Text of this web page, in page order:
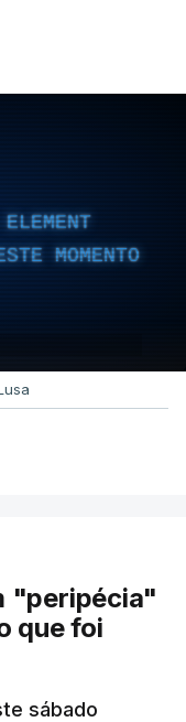
MOMENTO
"peripécia"
que foi
sábado